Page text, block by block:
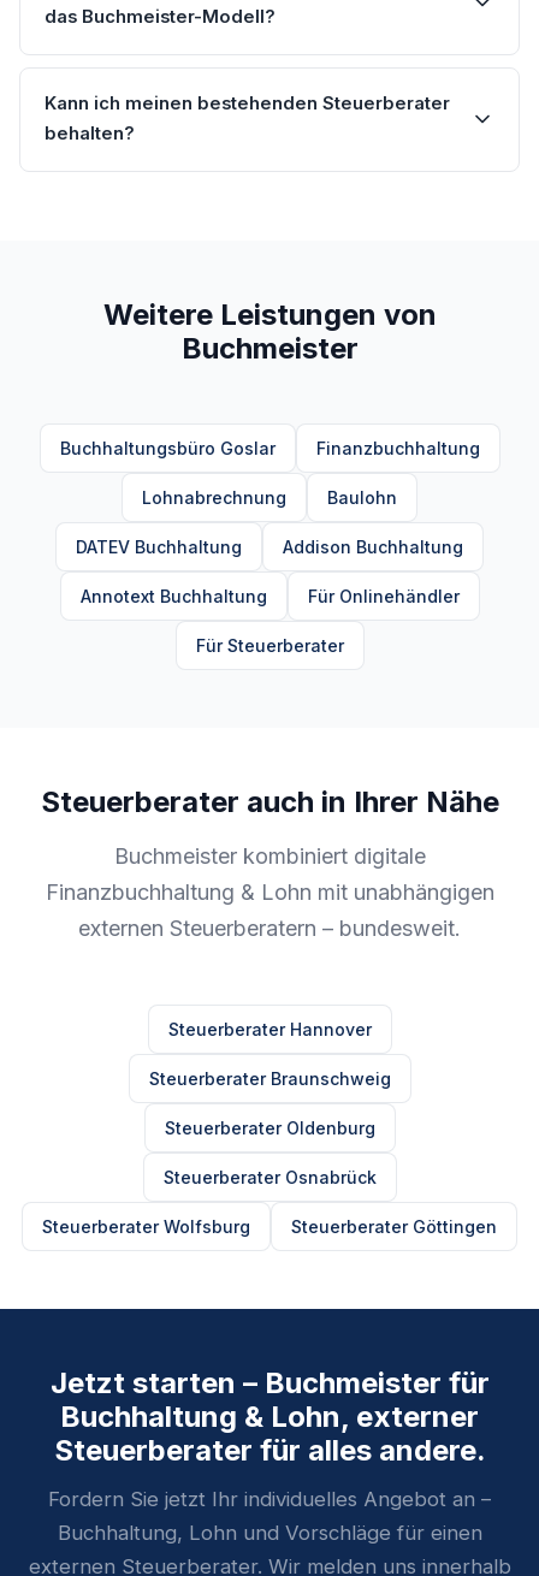
das Buchmeister-Modell?
Kann ich meinen bestehenden Steuerberater
behalten?
Weitere Leistungen von
Buchmeister
Buchhaltungsbüro Goslar Finanzbuchhaltung
Lohnabrechnung Baulohn
DATEV Buchhaltung Addison Buchhaltung
Annotext Buchhaltung Für Onlinehändler
Für Steuerberater
Steuerberater auch in Ihrer Nähe
Buchmeister kombiniert digitale
Finanzbuchhaltung & Lohn mit unabhängigen
externen Steuerberatern – bundesweit.
Steuerberater Hannover
Steuerberater Braunschweig
Steuerberater Oldenburg
Steuerberater Osnabrück
Steuerberater Wolfsburg Steuerberater Göttingen
Jetzt starten – Buchmeister für
Buchhaltung & Lohn, externer
Steuerberater für alles andere.
Fordern Sie jetzt Ihr individuelles Angebot an –
Buchhaltung, Lohn und Vorschläge für einen
externen Steuerberater. Wir melden uns innerhalb